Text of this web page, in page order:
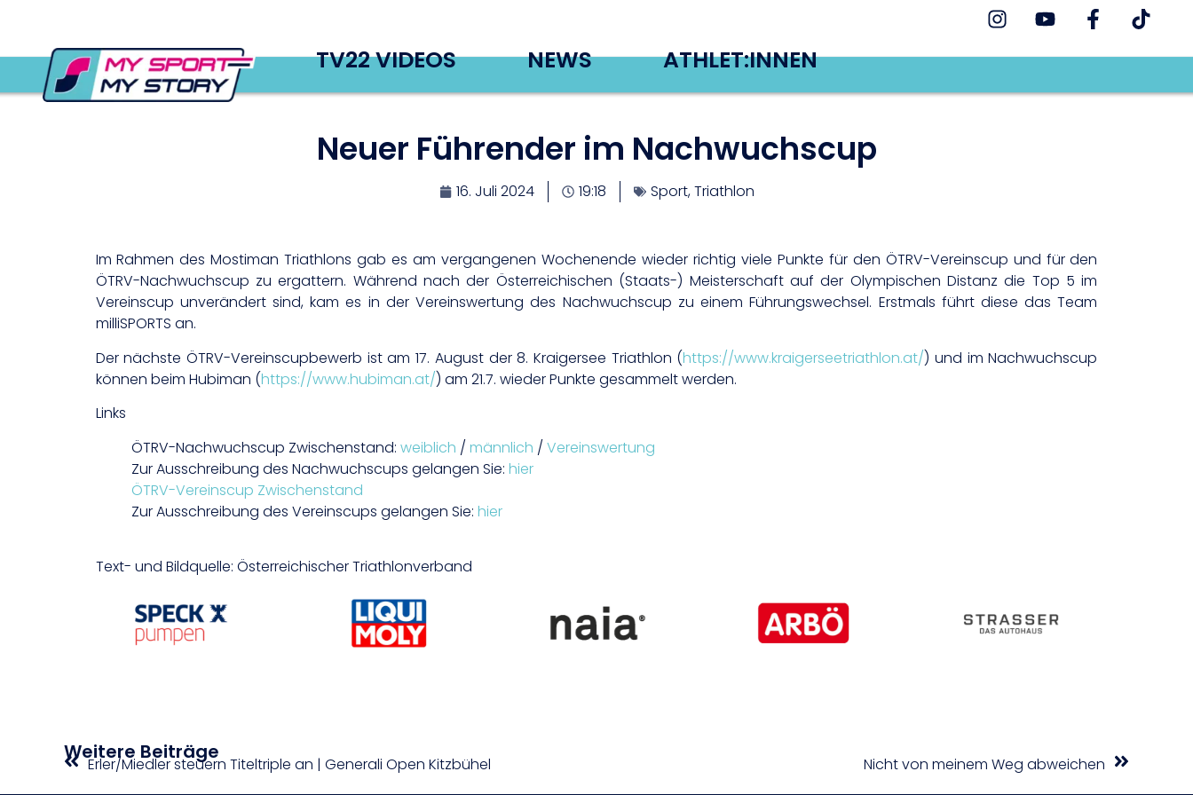
TV22 VIDEOS NEWS ATHLET:INNEN
Neuer Führender im Nachwuchscup
16. Juli 2024 19:18 Sport,Triathlon
Im Rahmen des Mostiman Triathlons gab es am vergangenen Wochenende wieder richtig viele Punkte für den ÖTRV-Vereinscup und für den
ÖTRV-Nachwuchscup zu ergattern. Während nach der Österreichischen (Staats-) Meisterschaft auf der Olympischen Distanz die Top 5 im
Vereinscup unverändert sind, kam es in der Vereinswertung des Nachwuchscup zu einem Führungswechsel. Erstmals führt diese das Team
milliSPORTS an.
Der nächste ÖTRV-Vereinscupbewerb ist am 17. August der 8. Kraigersee Triathlon (https://www.kraigerseetriathlon.at/) und im Nachwuchscup
können beim Hubiman (https://www.hubiman.at/) am 21.7. wieder Punkte gesammelt werden.
Links
ÖTRV-Nachwuchscup Zwischenstand: weiblich / männlich / Vereinswertung
Zur Ausschreibung des Nachwuchscups gelangen Sie: hier
ÖTRV-Vereinscup Zwischenstand
Zur Ausschreibung des Vereinscups gelangen Sie: hier
Text- und Bildquelle: Österreichischer Triathlonverband
Weitere Beiträge
Erler/Miedler steuern Titeltriple an | Generali Open Kitzbühel Nicht von meinem Weg abweichen